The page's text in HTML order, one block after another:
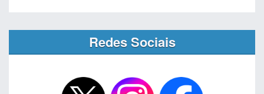
Redes Sociais